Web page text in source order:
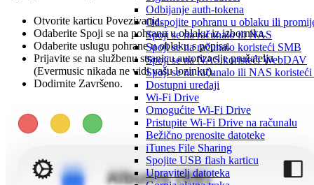
Odbijanje auth-tokena
Odspojite pohranu u oblaku ili
Spoji se na računalo ili NAS
Spoji se na računalo koristeći SMB
Spoji se na NAS koristeći WebDAV
Spoji se na računalo ili NAS
Dostupni uređaji
Wi-Fi Drive
Omogućite Wi-Fi Drive
Pristupite Wi-Fi Drive na računalu
Bežično prenosite datoteke
iTunes File Sharing
Spojite USB flash karticu
Upravitelj datoteka
Otvorite karticu Povezivanja.
Odaberite Spoji se na pohranu u oblaku iz izbornika.
Odaberite uslugu pohrane u oblaku s popisa.
Prijavite se na službenu stranicu autorizacije pružatelja
(Evermusic nikada ne vidi vašu lozinku).
Dodirnite Završeno.